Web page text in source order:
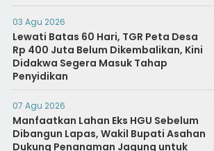
03 Agu 2026
Lewati Batas 60 Hari, TGR Peta Desa
Rp 400 Juta Belum Dikembalikan, Kini
Didakwa Segera Masuk Tahap
Penyidikan
07 Agu 2026
Manfaatkan Lahan Eks HGU Sebelum
Dibangun Lapas, Wakil Bupati Asahan
Dukung Penanaman Jagung untuk